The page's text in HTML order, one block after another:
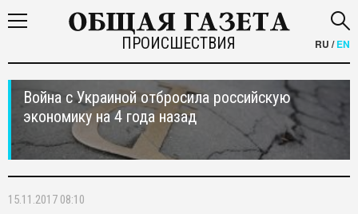
ПРОИСШЕСТВИЯ RU /EN
Война с Украиной отбросила российскую
экономику на 4 года назад
15.11.2017 08:10